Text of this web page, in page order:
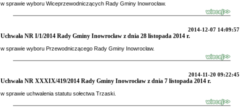
w sprawie wyboru Wiceprzewodniczących Rady Gminy Inowrocław.
2014-12-07 14:09:57
Uchwała NR I/1/2014 Rady Gminy Inowrocław z dnia 28 listopada 2014 r.
w sprawie wyboru Przewodniczącego Rady Gminy Inowrocław.
2014-11-20 09:22:45
Uchwała NR XXXIX/419/2014 Rady Gminy Inowrocław z dnia 7 listopada 2014 r.
w sprawie uchwalenia statutu sołectwa Trzaski.